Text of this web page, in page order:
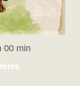
00 min